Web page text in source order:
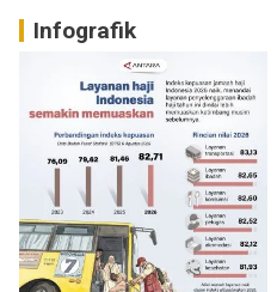
Infografik